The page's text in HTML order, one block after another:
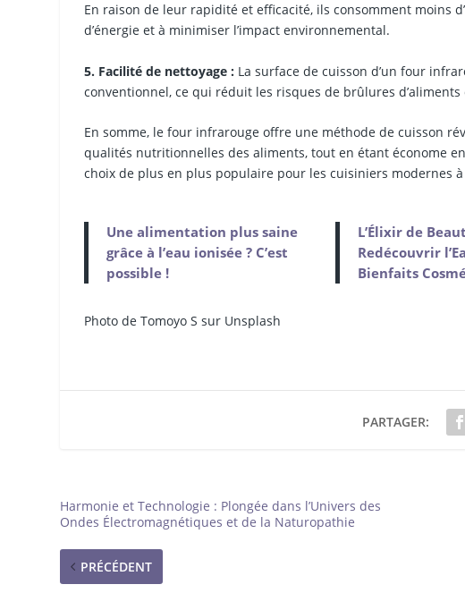
En raison de leur rapidité et efficacité, ils consomment moins
d’énergie et à minimiser l’impact environnemental.
5. Facilité de nettoyage : La surface de cuisson d’un four
conventionnel, ce qui réduit les risques de brûlures
En somme, le four infrarouge offre une méthode de cuisson
qualités nutritionnelles des aliments, tout en étant économe
choix de plus en plus populaire pour les cuisiniers modernes
Une alimentation plus saine
grâce à l’eau ionisée ? C’est
possible !
L’Élixir de
Redécouvrir
Bienfaits
Photo de Tomoyo S sur Unsplash
PARTAGER:
Harmonie et Technologie : Plongée dans l’Univers des
Ondes Électromagnétiques et de la Naturopathie
PRÉCÉDENT